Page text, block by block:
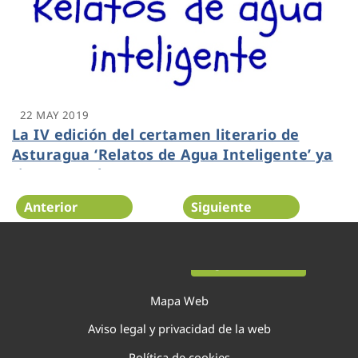
22 MAY 2019
La IV edición del certamen literario de
Asturagua ‘Relatos de Agua Inteligente’ ya
tiene ganadora
Anterior Siguiente
Mapa Web
Aviso legal y privacidad de la web